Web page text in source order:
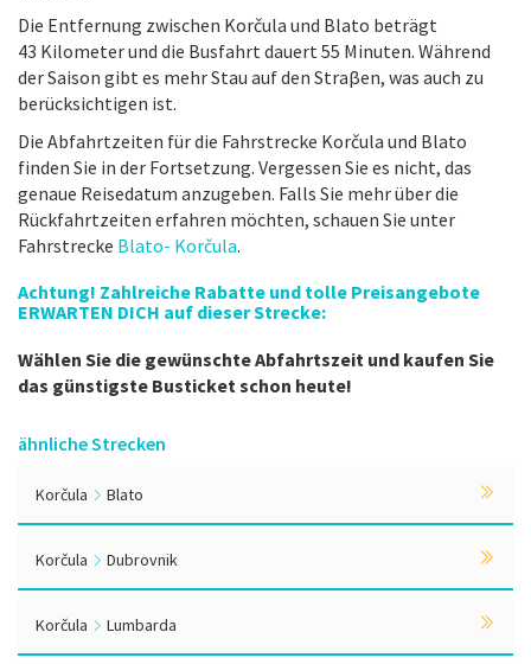
Die Entfernung zwischen Korčula und Blato beträgt
43 Kilometer und die Busfahrt dauert 55 Minuten. Während
der Saison gibt es mehr Stau auf den Straβen, was auch zu
berücksichtigen ist.
Die Abfahrtzeiten für die Fahrstrecke Korčula und Blato
finden Sie in der Fortsetzung. Vergessen Sie es nicht, das
genaue Reisedatum anzugeben. Falls Sie mehr über die
Rückfahrtzeiten erfahren möchten, schauen Sie unter
Fahrstrecke Blato- Korčula.
Achtung! Zahlreiche Rabatte und tolle Preisangebote
ERWARTEN DICH auf dieser Strecke:
Wählen Sie die gewünschte Abfahrtszeit und kaufen Sie
das günstigste Busticket schon heute!
ähnliche Strecken
Korčula Blato
Korčula Dubrovnik
Korčula Lumbarda